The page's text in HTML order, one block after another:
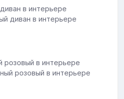
диван в интерьере
розовый в интерьере